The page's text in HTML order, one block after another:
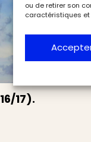
ou de retirer son
caractéristiques et
17).